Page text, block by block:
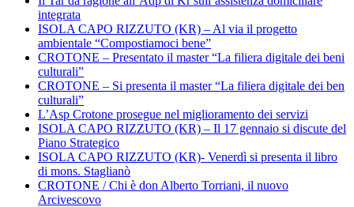
integrata
ISOLA CAPO RIZZUTO (KR) – Al via il progetto
ambientale “Compostiamoci bene”
CROTONE – Presentato il master “La filiera digitale dei beni
culturali”
CROTONE – Si presenta il master “La filiera digitale dei ben
culturali”
L’Asp Crotone prosegue nel miglioramento dei servizi
ISOLA CAPO RIZZUTO (KR) – Il 17 gennaio si discute del
Piano Strategico
ISOLA CAPO RIZZUTO (KR)- Venerdì si presenta il libro
di mons. Staglianò
CROTONE / Chi è don Alberto Torriani, il nuovo
Arcivescovo